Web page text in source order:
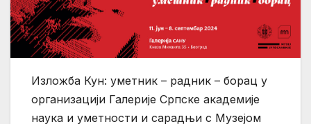
Изложба Кун: уметник – радник – борац у
организацији Галерије Српске академије
наука и уметности и сарадњи с Музејом